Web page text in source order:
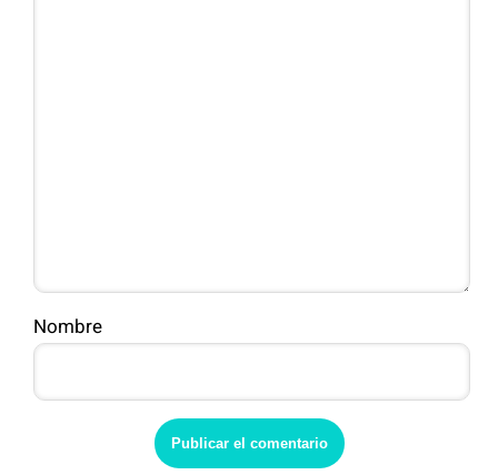
Nombre